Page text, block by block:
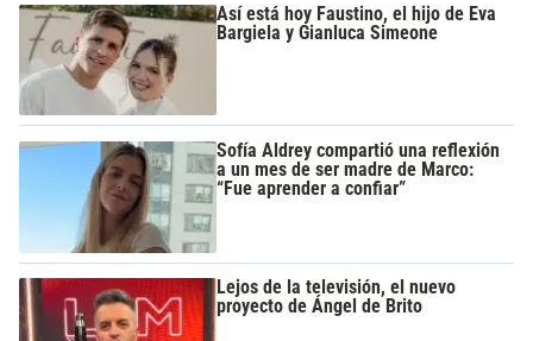
Así está hoy Faustino, el hijo de Eva
Bargiela y Gianluca Simeone
Sofía Aldrey compartió una reflexión
a un mes de ser madre de Marco:
“Fue aprender a confiar”
Lejos de la televisión, el nuevo
proyecto de Ángel de Brito